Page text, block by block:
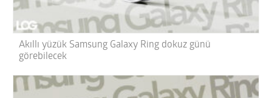
Akıllı yüzük Samsung Galaxy Ring dokuz günü
görebilecek